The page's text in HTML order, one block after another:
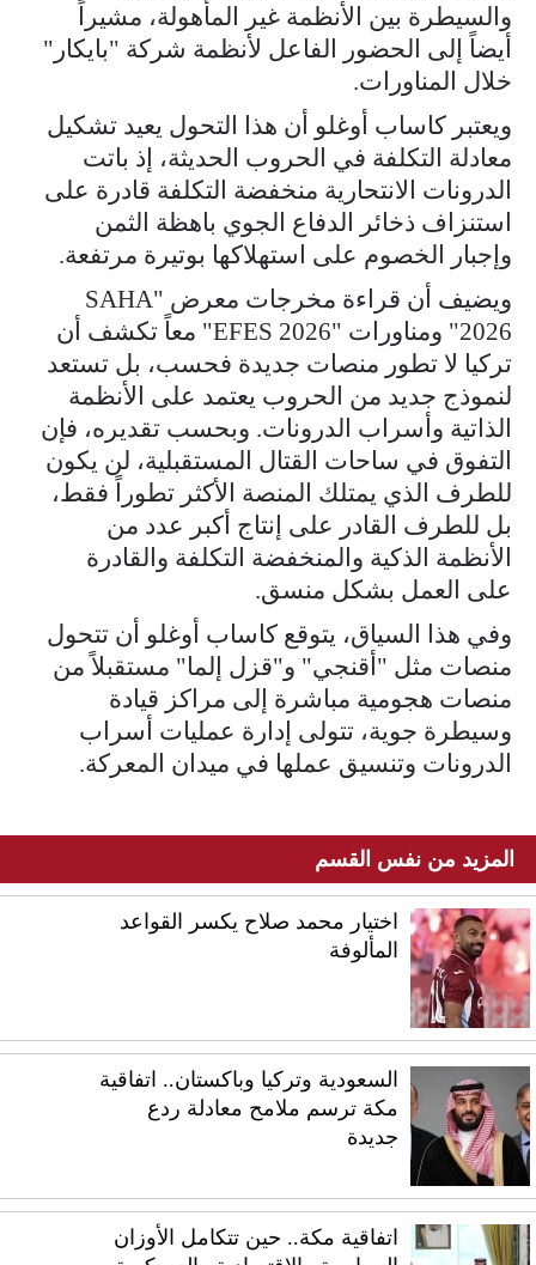
والسيطرة بين الأنظمة غير المأهولة، مشيراً
أيضاً إلى الحضور الفاعل لأنظمة شركة "بايكار"
خلال المناورات.
ويعتبر كاساب أوغلو أن هذا التحول يعيد تشكيل
معادلة التكلفة في الحروب الحديثة، إذ باتت
الدرونات الانتحارية منخفضة التكلفة قادرة على
استنزاف ذخائر الدفاع الجوي باهظة الثمن
وإجبار الخصوم على استهلاكها بوتيرة مرتفعة.
ويضيف أن قراءة مخرجات معرض "SAHA
2026" ومناورات "EFES 2026" معاً تكشف أن
تركيا لا تطور منصات جديدة فحسب، بل تستعد
لنموذج جديد من الحروب يعتمد على الأنظمة
الذاتية وأسراب الدرونات. وبحسب تقديره، فإن
التفوق في ساحات القتال المستقبلية، لن يكون
للطرف الذي يمتلك المنصة الأكثر تطوراً فقط،
بل للطرف القادر على إنتاج أكبر عدد من
الأنظمة الذكية والمنخفضة التكلفة والقادرة
على العمل بشكل منسق.
وفي هذا السياق، يتوقع كاساب أوغلو أن تتحول
منصات مثل "أقنجي" و"قزل إلما" مستقبلاً من
منصات هجومية مباشرة إلى مراكز قيادة
وسيطرة جوية، تتولى إدارة عمليات أسراب
الدرونات وتنسيق عملها في ميدان المعركة.
المزيد من نفس القسم
اختيار محمد صلاح يكسر القواعد
المألوفة
السعودية وتركيا وباكستان.. اتفاقية
مكة ترسم ملامح معادلة ردع
جديدة
اتفاقية مكة.. حين تتكامل الأوزان